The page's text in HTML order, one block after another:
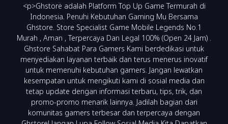
NEO VA(fee 3.000)
<p>Ghstore adalah Platform Top Up Game Termurah di
Indonesia. Penuhi Kebutuhan Gaming Mu Bersama
Ghstore. Store Specialist Game Mobile Legends No.1
Murah , Aman , Terpercaya Dan Legal 100% (Open 24 Jam) .
Ghstore Sahabat Para Gamers Kami berdedikasi untuk
menyediakan layanan terbaik dan terus menerus inovatif
untuk memenuhi kebutuhan gamers. Jangan lewatkan
kesempatan untuk mengikuti kami di sosial media dan
tetap update dengan informasi terbaru, tips, trik, dan
promo-promo menarik lainnya. Jadilah bagian dari
komunitas gamers terbesar dan terpercaya dengan